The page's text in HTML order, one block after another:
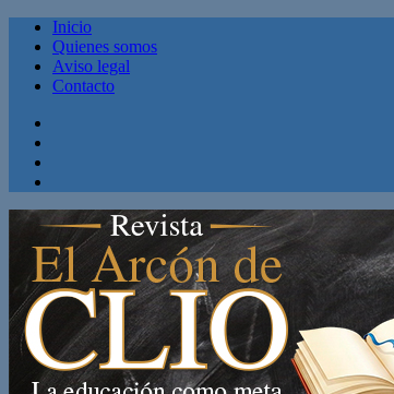
Inicio
Quienes somos
Aviso legal
Contacto